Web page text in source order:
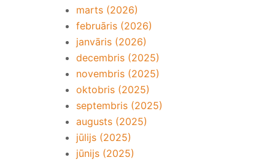
marts (2026)
februāris (2026)
janvāris (2026)
decembris (2025)
novembris (2025)
oktobris (2025)
septembris (2025)
augusts (2025)
jūlijs (2025)
jūnijs (2025)